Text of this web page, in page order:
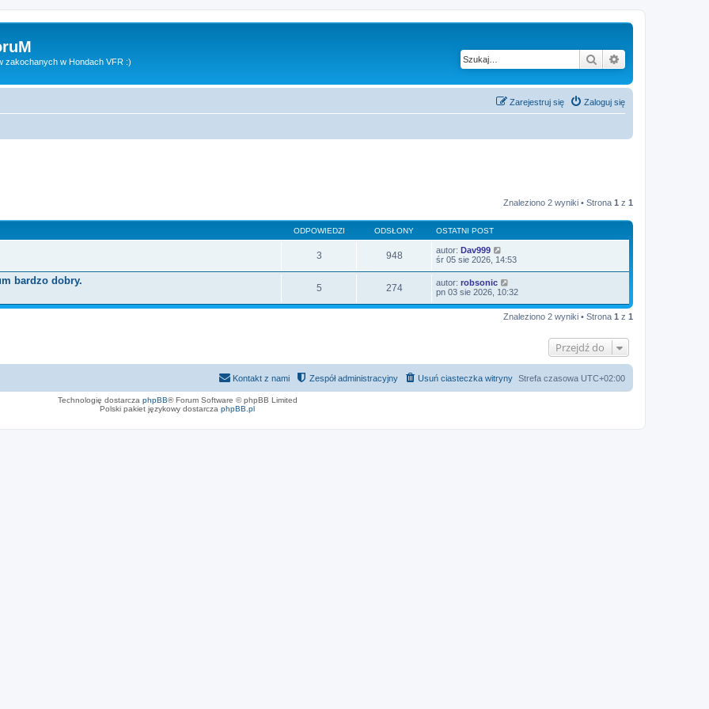
zakochanych w Hondach VFR :) Szukaj
Zaloguj się
Zarejestruj się
Znaleziono 2 wyniki • Strona 1 z 1
ODPOWIEDZI ODSŁONY OSTATNI POST
3 948 autor: Dav999
śr 05 sie 2026, 14:53
bardzo dobry.
5 274 autor: robsonic
pn 03 sie 2026, 10:32
Znaleziono 2 wyniki • Strona 1 z 1
Przejdź do
Strefa czasowa UTC+02:00
Usuń ciasteczka witryny
Zespół administracyjny
Kontakt z nami
Technologię dostarcza phpBB® Forum Software © phpBB Limited
Polski pakiet językowy dostarcza phpBB.pl